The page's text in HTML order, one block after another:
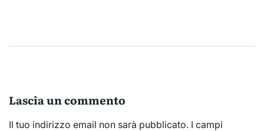
Lascia un commento
Il tuo indirizzo email non sarà pubblicato. I campi